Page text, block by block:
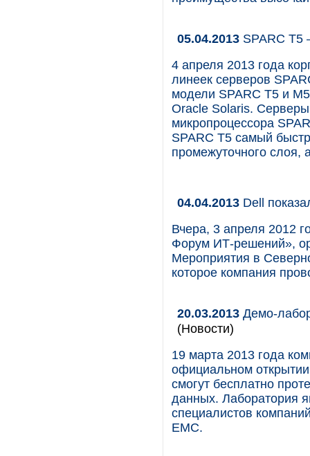
05.04.2013 SPARC T5
4 апреля 2013 года
линеек серверов
модели SPARC T5 и
Oracle Solaris.
микропроцессора
SPARC T5 самый
промежуточного слоя,
04.04.2013 Dell
Вчера, 3 апреля 2012
Форум ИТ-решений»,
Мероприятия в
которое компания
20.03.2013 Демо-
(Новости)
19 марта 2013 года
официальном
смогут бесплатно
данных. Лаборатория
специалистов
EMC.